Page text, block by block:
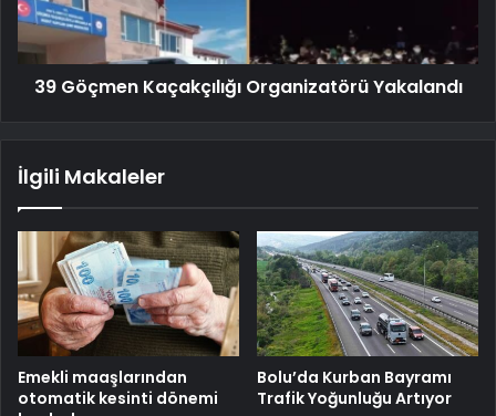
39 Göçmen Kaçakçılığı Organizatörü Yakalandı
İlgili Makaleler
Emekli maaşlarından
otomatik kesinti dönemi
Bolu’da Kurban Bayramı
Trafik Yoğunluğu Artıyor